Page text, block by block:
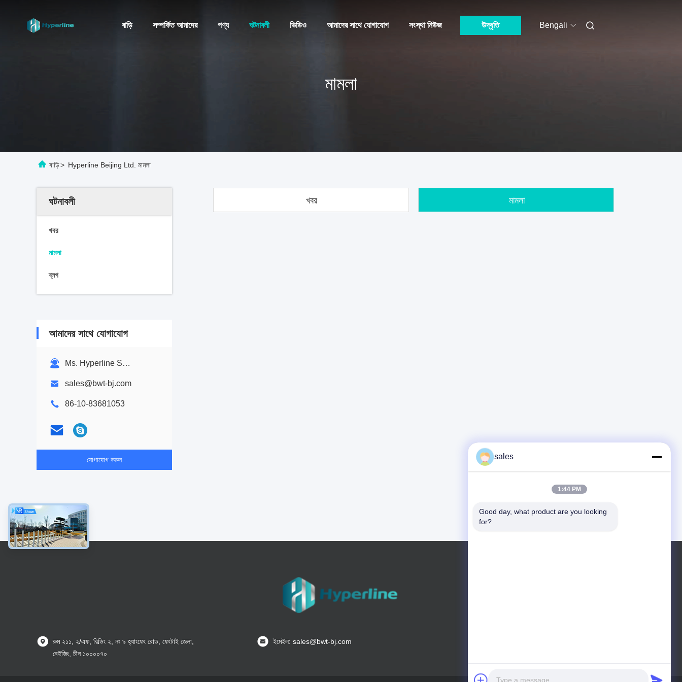
বাড়ি সম্পর্কিত আমাদের পণ্য ঘটনাবলী ভিডিও আমাদের সাথে যোগাযোগ সংস্থা নিউজ উদ্ধৃতি Bengali
মামলা
বাড়ি> Hyperline Beijing Ltd. মামলা
ঘটনাবলী
খবর
মামলা
ব্লগ
আমাদের সাথে যোগাযোগ
Ms. Hyperline Sales Team
sales@bwt-bj.com
86-10-83681053
যোগাযোগ করুন
খবর মামলা
রুম ২১১, ২/এফ, বিল্ডিং ২, নং ৯ হ্যাংফেং রোড, ফেংটাই জেলা,
বেইজিং, চীন ১০০০০৭০
ইমেইল: sales@bwt-bj.com
sales
1:44 PM
Good day, what product are you looking
for?